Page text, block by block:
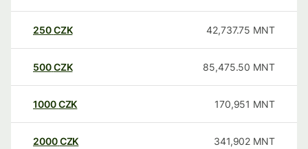
250CZK 42,737.75 MNT
500CZK 85,475.50 MNT
1000CZK 170,951 MNT
2000CZK 341,902 MNT